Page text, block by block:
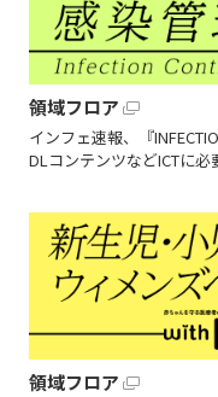
領域フロア
インフェ速報、『
DLコンテンツなどICTに必
領域フロア